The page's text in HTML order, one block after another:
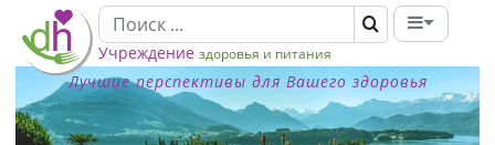
Учреждение здоровья и питания
Лучшие перспективы для Вашего здоровья